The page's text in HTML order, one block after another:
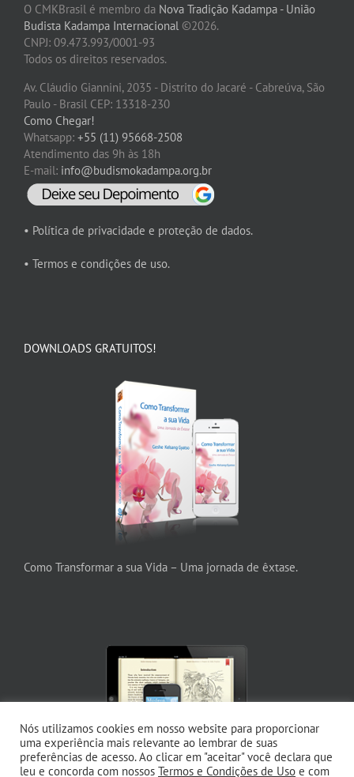
O CMKBrasil é membro da Nova Tradição Kadampa - União
Budista Kadampa Internacional ©2026.
CNPJ: 09.473.993/0001-93
Todos os direitos reservados.
Av. Cláudio Giannini, 2035 - Distrito do Jacaré - Cabreúva, São
Paulo - Brasil CEP: 13318-230
Como Chegar!
Whatsapp: +55 (11) 95668-2508
Atendimento das 9h às 18h
E-mail: info@budismokadampa.org.br
• Política de privacidade e proteção de dados.
• Termos e condições de uso.
DOWNLOADS GRATUITOS!
Como Transformar a sua Vida – Uma jornada de êxtase.
Nós utilizamos cookies em nosso website para proporcionar
uma experiência mais relevante ao lembrar de suas
preferências de acesso. Ao clicar em "aceitar" você declara que
leu e concorda com nossos Termos e Condições de Uso e com